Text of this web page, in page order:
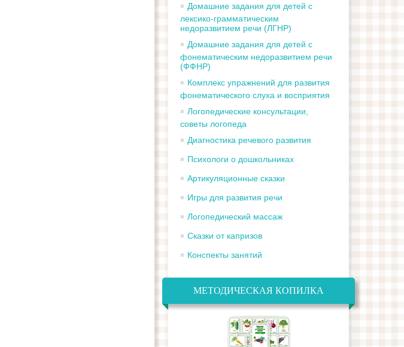
Домашние задания для детей с
лексико-грамматическим
недоразвитием речи (ЛГНР)
Домашние задания для детей с
фонематическим недоразвитием речи
(ФФНР)
Комплекс упражнений для развития
фонематического слуха и восприятия
Логопедические консультации,
советы логопеда
Диагностика речевого развития
Психологи о дошкольниках
Артикуляционные сказки
Игры для развития речи
Логопедический массаж
Сказки от капризов
Конспекты занятий
МЕТОДИЧЕСКАЯ КОПИЛКА